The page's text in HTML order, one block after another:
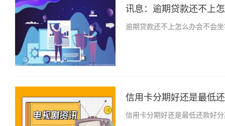
讯息：逾期贷款还不上
逾期贷款还不上怎么办会不会
信用卡分期好还是最低
信用卡分期好还是最低还款好